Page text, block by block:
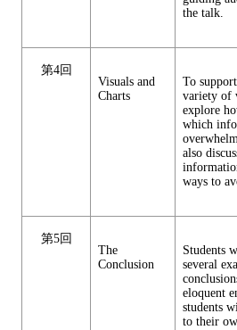
the talk.
第4回
Visuals and
Charts
To
variety of
explore
which
also
ways to
第5回
The
Conclusion
Students
several
eloquent
students
to their